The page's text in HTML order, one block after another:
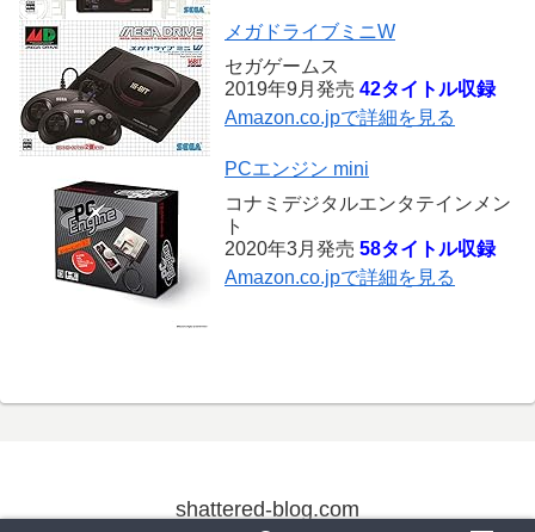
メガドライブミニW
セガゲームス
2019年9月発売 42タイトル収録
Amazon.co.jpで詳細を見る
PCエンジン mini
コナミデジタルエンタテインメン
ト
2020年3月発売 58タイトル収録
Amazon.co.jpで詳細を見る
shattered-blog.com